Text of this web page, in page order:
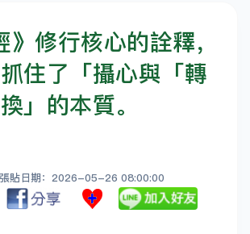
》修行核心的詮釋，
住了「攝心與「轉
換」的本質。
貼日期：2026-05-26 08:00:00